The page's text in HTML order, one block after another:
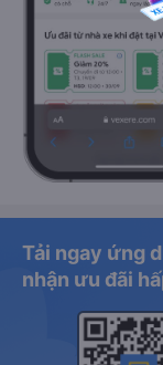
Tải ngay ứng
nhận ưu đãi